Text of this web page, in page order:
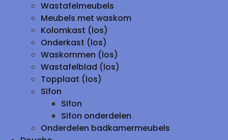
Wastafelmeubels
Meubels met waskom
Kolomkast (los)
Onderkast (los)
Waskommen (los)
Wastafelblad (los)
Topplaat (los)
Sifon
Sifon
Sifon onderdelen
Onderdelen badkamermeubels